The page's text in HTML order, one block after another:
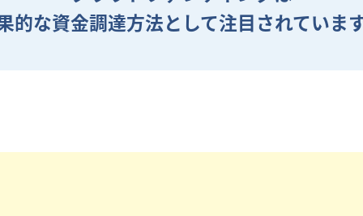
的な資金調達方法として注目されていま